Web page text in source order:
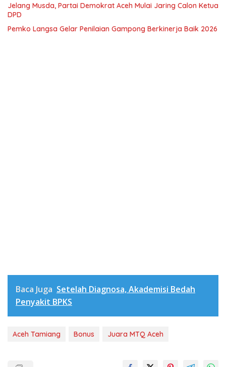
Jelang Musda, Partai Demokrat Aceh Mulai Jaring Calon Ketua
DPD
Pemko Langsa Gelar Penilaian Gampong Berkinerja Baik 2026
Baca Juga Setelah Diagnosa, Akademisi Bedah
Penyakit BPKS
Aceh Tamiang Bonus Juara MTQ Aceh